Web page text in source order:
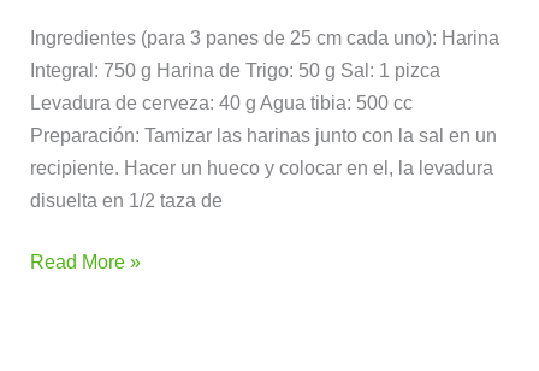
Ingredientes (para 3 panes de 25 cm cada uno): Harina
Integral: 750 g Harina de Trigo: 50 g Sal: 1 pizca
Levadura de cerveza: 40 g Agua tibia: 500 cc
Preparación: Tamizar las harinas junto con la sal en un
recipiente. Hacer un hueco y colocar en el, la levadura
disuelta en 1/2 taza de
Read More »